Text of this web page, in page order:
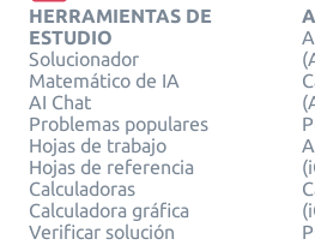
HERRAMIENTAS DE
ESTUDIO
Solucionador
Matemático de IA
AI Chat
Problemas populares
Hojas de trabajo
Hojas de referencia
Calculadoras
Calculadora gráfica
Verificar solución